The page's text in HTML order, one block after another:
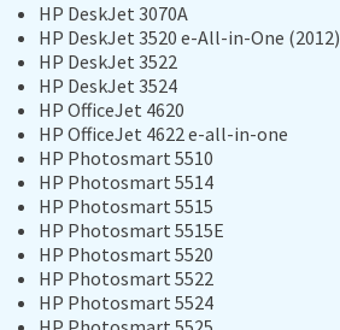
HP DeskJet 3070A
HP DeskJet 3520 e-All-in-One (2012)
HP DeskJet 3522
HP DeskJet 3524
HP OfficeJet 4620
HP OfficeJet 4622 e-all-in-one
HP Photosmart 5510
HP Photosmart 5514
HP Photosmart 5515
HP Photosmart 5515E
HP Photosmart 5520
HP Photosmart 5522
HP Photosmart 5524